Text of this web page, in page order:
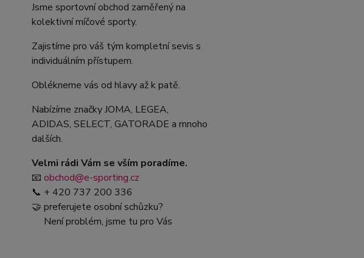
Jsme sportovní obchod zaměřený na
kolektivní míčové sporty.
Zajistíme pro váš tým kompletní sevis s
individuálním přístupem.
Oblékneme vás od hlavy až k patě.
Nabízíme značky JOMA, LEGEA,
ADIDAS, SELECT, GATORADE a mnoho
dalších.
Velmi rádi Vám se vším poradíme.
📧 obchod@e-sporting.cz
📞 + 420 737 200 336
🤝 preferujete osobní schůzku?
Není problém, jsme tu pro Vás